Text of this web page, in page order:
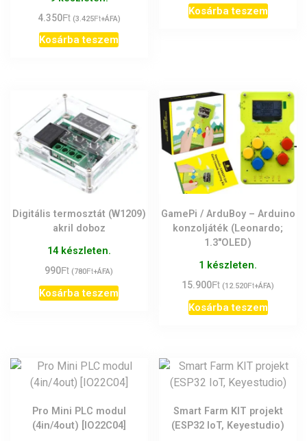
4.350Ft (3.425Ft+ÁFA)
Kosárba teszem
Kosárba teszem
Digitális termosztát (W1209)
akril doboz
14 készleten.
990Ft (780Ft+ÁFA)
Kosárba teszem
GamePi / ArduBoy – Arduino
konzoljáték (Leonardo;
1.3″OLED)
1 készleten.
15.900Ft (12.520Ft+ÁFA)
Kosárba teszem
Pro Mini PLC modul
(4in/4out) [IO22C04]
Smart Farm KIT projekt
(ESP32 IoT, Keyestudio)